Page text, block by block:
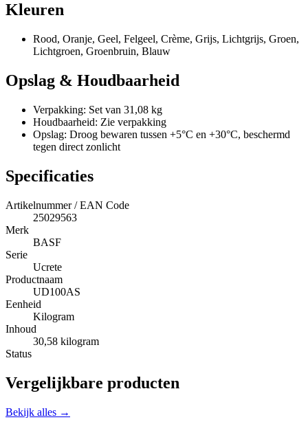
Kleuren
Rood, Oranje, Geel, Felgeel, Crème, Grijs, Lichtgrijs, Groen,
Lichtgroen, Groenbruin, Blauw
Opslag & Houdbaarheid
Verpakking: Set van 31,08 kg
Houdbaarheid: Zie verpakking
Opslag: Droog bewaren tussen +5°C en +30°C, beschermd
tegen direct zonlicht
Specificaties
Artikelnummer / EAN Code
25029563
Merk
BASF
Serie
Ucrete
Productnaam
UD100AS
Eenheid
Kilogram
Inhoud
30,58 kilogram
Status
Vergelijkbare producten
Bekijk alles →